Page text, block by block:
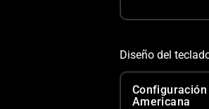
Diseño del
Configuración
Americana